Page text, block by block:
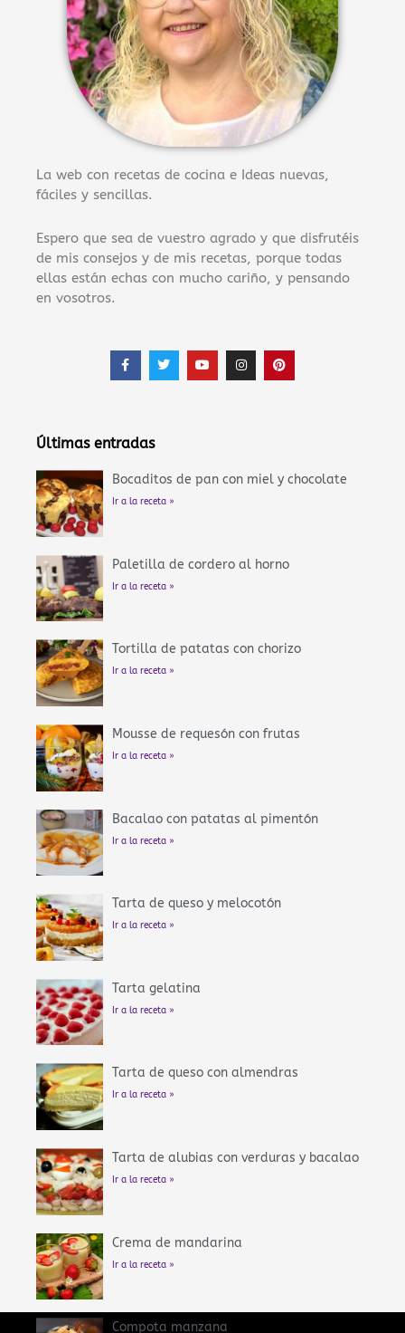
La web con recetas de cocina e Ideas nuevas,
fáciles y sencillas.
Espero que sea de vuestro agrado y que disfrutéis
de mis consejos y de mis recetas, porque todas
ellas están echas con mucho cariño, y pensando
en vosotros.
F
a
c
k
T
w
i
Y
o
u
I
n
s
P
i
n
Últimas entradas
Bocaditos de pan con miel y chocolate
Ir a la receta »
Paletilla de cordero al horno
Ir a la receta »
Tortilla de patatas con chorizo
Ir a la receta »
Mousse de requesón con frutas
Ir a la receta »
Bacalao con patatas al pimentón
Ir a la receta »
Tarta de queso y melocotón
Ir a la receta »
Tarta gelatina
Ir a la receta »
Tarta de queso con almendras
Ir a la receta »
Tarta de alubias con verduras y bacalao
Ir a la receta »
Crema de mandarina
Ir a la receta »
Compota manzana